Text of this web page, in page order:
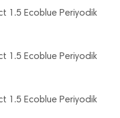
1.5 Ecoblue Periyodik
1.5 Ecoblue Periyodik
1.5 Ecoblue Periyodik